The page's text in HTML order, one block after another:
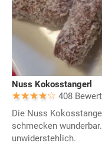
Nuss Kokosstangerl
408
Die Nuss
schmecken
unwiderstehlich.